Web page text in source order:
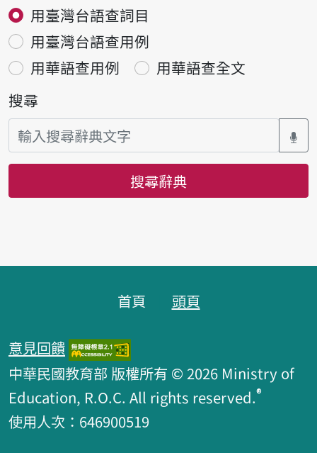
用臺灣台語查詞目
用臺灣台語查用例
用華語查用例
用華語查全文
搜尋
搜尋辭典
首頁 頭頁
意見回饋
中華民國教育部 版權所有 © 2026 Ministry of
Education, R.O.C. All rights reserved.®
使用人次：646900519